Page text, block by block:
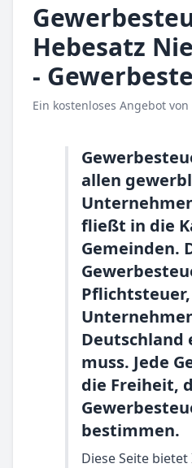
Hebesatz
-
Ein kostenloses Angebot von
allen
fließt in die
Gemeinden.
Deutschland
muss. Jede
die Freiheit,
bestimmen.
Diese Seite